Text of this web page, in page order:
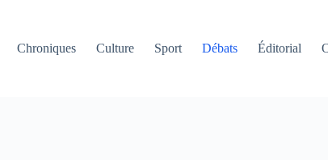
Chroniques Culture Sport Débats Éditorial